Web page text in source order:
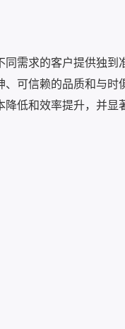
需求的客户提供独到
可信赖的品质和与时
低和效率提升，并显